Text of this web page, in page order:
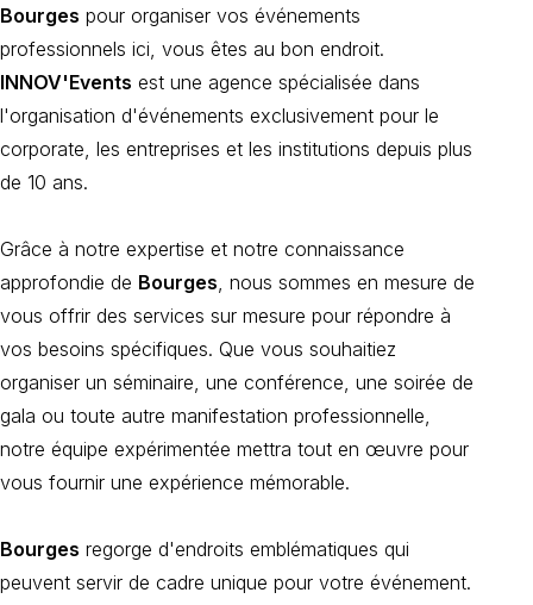
Bourges pour organiser vos événements
professionnels ici, vous êtes au bon endroit.
INNOV'Events est une agence spécialisée dans
l'organisation d'événements exclusivement pour le
corporate, les entreprises et les institutions depuis plus
de 10 ans.
Grâce à notre expertise et notre connaissance
approfondie de Bourges, nous sommes en mesure de
vous offrir des services sur mesure pour répondre à
vos besoins spécifiques. Que vous souhaitiez
organiser un séminaire, une conférence, une soirée de
gala ou toute autre manifestation professionnelle,
notre équipe expérimentée mettra tout en œuvre pour
vous fournir une expérience mémorable.
Bourges regorge d'endroits emblématiques qui
peuvent servir de cadre unique pour votre événement.